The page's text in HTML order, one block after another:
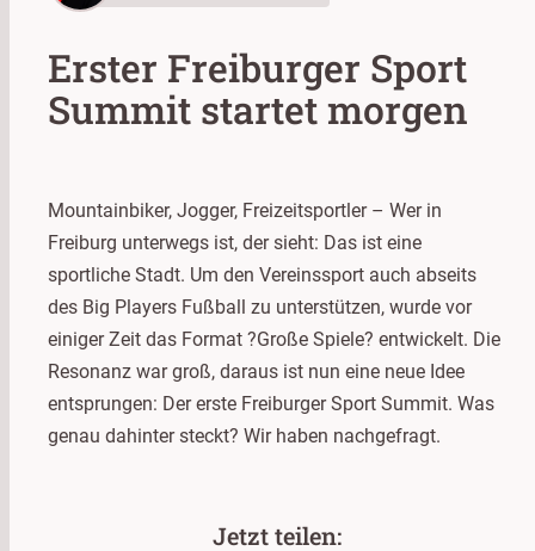
Erster Freiburger Sport
Summit startet morgen
Mountainbiker, Jogger, Freizeitsportler – Wer in
Freiburg unterwegs ist, der sieht: Das ist eine
sportliche Stadt. Um den Vereinssport auch abseits
des Big Players Fußball zu unterstützen, wurde vor
einiger Zeit das Format ?Große Spiele? entwickelt. Die
Resonanz war groß, daraus ist nun eine neue Idee
entsprungen: Der erste Freiburger Sport Summit. Was
genau dahinter steckt? Wir haben nachgefragt.